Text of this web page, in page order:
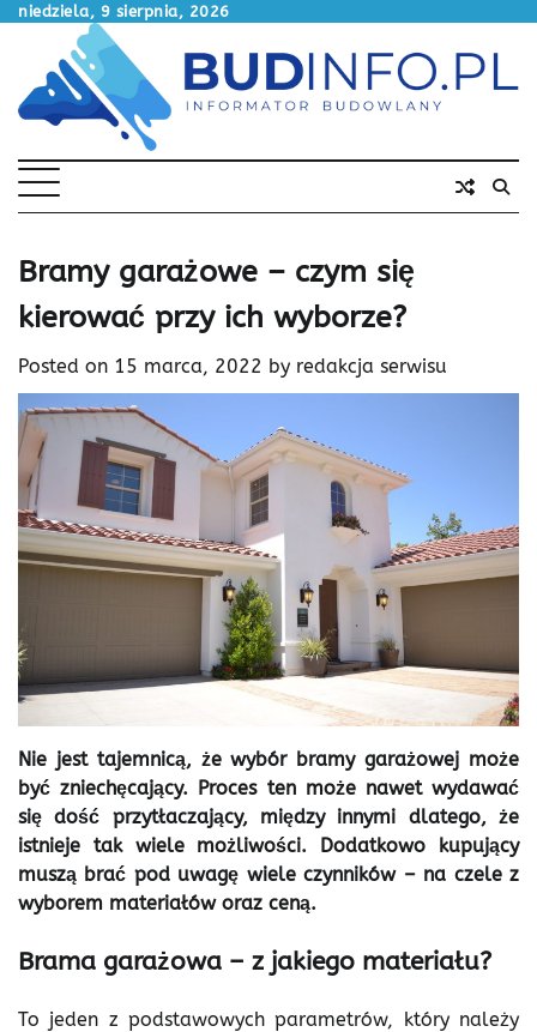
Skip
content
niedziela, 9 sierpnia, 2026
Bramy garażowe – czym się
kierować przy ich wyborze?
Posted on 15 marca, 2022 by redakcja serwisu
Nie jest tajemnicą, że wybór bramy garażowej może
być zniechęcający. Proces ten może nawet wydawać
się dość przytłaczający, między innymi dlatego, że
istnieje tak wiele możliwości. Dodatkowo kupujący
muszą brać pod uwagę wiele czynników – na czele z
wyborem materiałów oraz ceną.
Brama garażowa – z jakiego materiału?
To jeden z podstawowych parametrów, który należy